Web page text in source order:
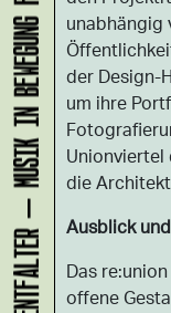
unabhängig
der Design-
um ihre
Unionviertel
die
Ausblick
Das
offene